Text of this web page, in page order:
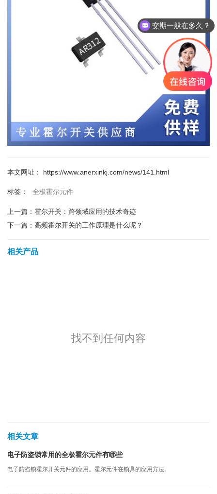
本文网址： https://www.anerxinkj.com/news/141.html
标签： 全极霍尔元件
上一篇： 霍尔开关：跨领域应用的技术奇迹
下一篇： 高频霍尔开关的工作原理是什么呢？
相关产品
找不到任何内容
相关文章
电子防盗锁常用的全极霍尔元件有哪些
电子防盗锁霍尔开关元件的应用。霍尔元件在锁具的应用方法。
交期一般在多久？